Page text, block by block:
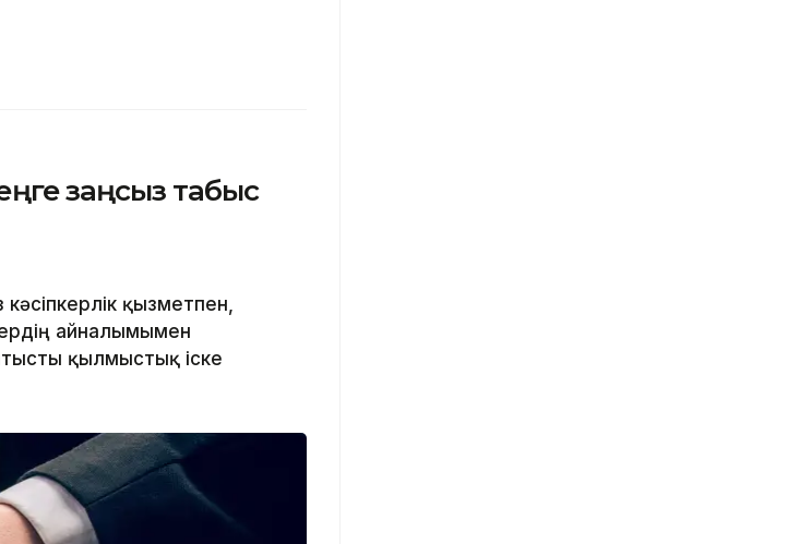
заңсыз табыс
қызметпен,
айналымымен
қылмыстық іске